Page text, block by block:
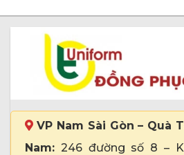
VP Nam Sài Gòn – Quà
Nam: 246 đường số 8 –